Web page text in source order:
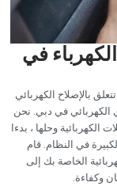
في
بالإصلاح الكهربائي
الكهربائي في دبي. نحن
وحلها ، بدءا
في النظام. قام
الخاصة بك إلى
وكفاءة.‏